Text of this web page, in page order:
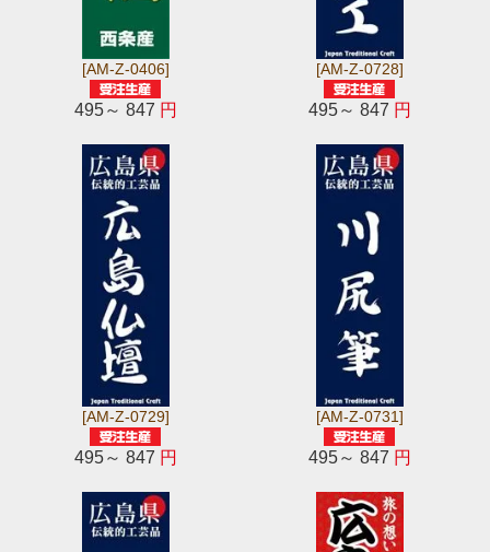
[AM-Z-0406]
495～ 847 円
[AM-Z-0728]
495～ 847 円
[AM-Z-0729]
495～ 847 円
[AM-Z-0731]
495～ 847 円